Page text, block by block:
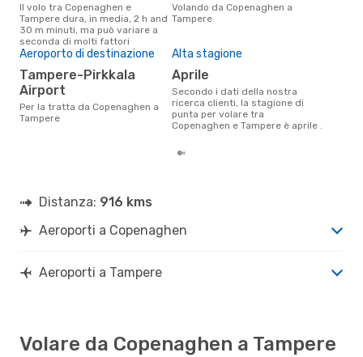
Il volo tra Copenaghen e
Tampere dura, in media, 2 h and
30 m minuti, ma può variare a
seconda di molti fattori
Volando da Copenaghen a
Tampere
Aeroporto di destinazione
Tampere-Pirkkala
Airport
Per la tratta da Copenaghen a
Tampere
Alta stagione
aprile
Secondo i dati della nostra
ricerca clienti, la stagione di
punta per volare tra
Copenaghen e Tampere è aprile .
Distanza: 916 kms
Aeroporti a Copenaghen
Aeroporti a Tampere
Volare da Copenaghen a Tampere